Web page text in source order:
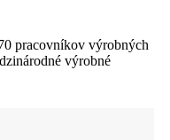
pracovníkov výrobných
výrobné